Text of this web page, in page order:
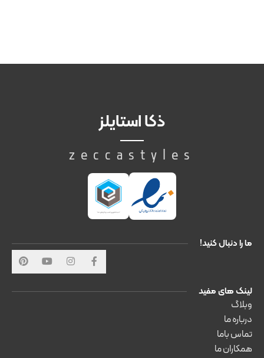
لینک های مفید
وبلاگ
درباره ما
تماس باما
همکاران ما
ذکا استایلز
zeccastyles
ما را دنبال کنید!